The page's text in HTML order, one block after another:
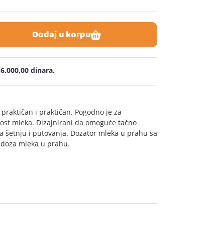
Dodaj u korpu
dinara.
i praktičan. Pogodno je za
mleka. Dizajnirani da omoguće tačno
i putovanja. Dozator mleka u prahu sa
mleka u prahu.